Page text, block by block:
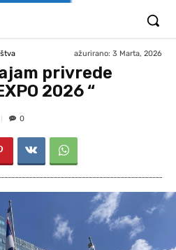
ažurirano: 3 Marta, 2026
privrede
2026 “
0